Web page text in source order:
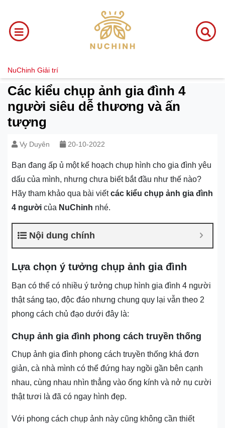
NuChinh Giải trí
Các kiểu chụp ảnh gia đình 4
người siêu dễ thương và ấn
tượng
Vy Duyên 20-10-2022
Bạn đang ấp ủ một kế hoạch chụp hình cho gia đình yêu
dấu của mình, nhưng chưa biết bắt đầu như thế nào?
Hãy tham khảo qua bài viếtcác kiểu chụp ảnh gia đình
4 người của NuChinh nhé.
Nội dung chính
Lựa chọn ý tưởng chụp ảnh gia đình
Bạn có thể có nhiều ý tưởng chụp hình gia đình 4 người
thật sáng tạo, độc đáo nhưng chung quy lại vẫn theo 2
phong cách chủ đạo dưới đây là:
Chụp ảnh gia đình phong cách truyền thống
Chụp ảnh gia đình phong cách truyền thống khá đơn
giản, cà nhà mình có thể đứng hay ngồi gần bên cạnh
nhau, cùng nhau nhìn thẳng vào ống kính và nở nụ cười
thật tươi là đã có ngay hình đẹp.
Với phong cách chụp ảnh này cũng không cần thiết